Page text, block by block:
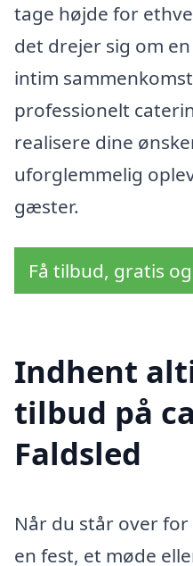
tage højde for
det drejer sig om
intim
professionelt
realisere dine
uforglemmelig
gæster.
Få tilbud, gratis
Indhent
tilbud på
Faldsled
Når du står over
en fest, et møde